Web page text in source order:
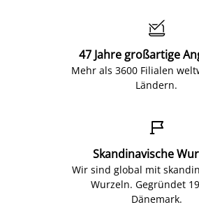

47 Jahre großartige
Mehr als 3600 Filialen
Ländern.

Skandinavische
Wir sind global mit
Wurzeln. Gegründet
Dänemark.